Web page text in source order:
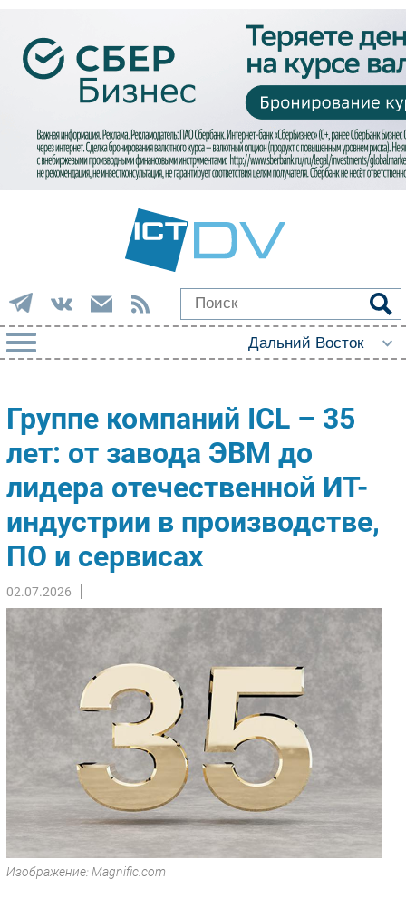
Импорто­замещение
Автоматизация Промышленности
Интернет
Мобильная связь
Фиксированная связь
Интеграция
Рынок ПК
Маркетинг
Торговые сети
Оборудование
Outsourcing
Кадры
Регулирование
Финансы
Безопасность
Инновации
Группе компаний ICL – 35
лет: от завода ЭВМ до
лидера отечественной ИТ-
индустрии в производстве,
ПО и сервисах
02.07.2026
Изображение: Magnific.com